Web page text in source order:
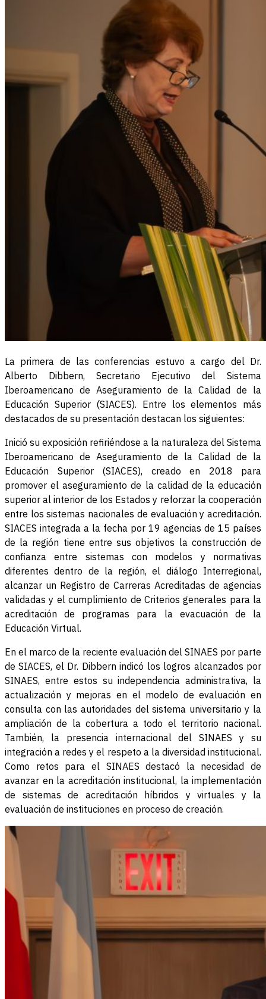
La primera de las conferencias estuvo a cargo del Dr.
Alberto Dibbern, Secretario Ejecutivo del Sistema
Iberoamericano de Aseguramiento de la Calidad de la
Educación Superior (SIACES). Entre los elementos más
destacados de su presentación destacan los siguientes:
Inició su exposición refiriéndose a la naturaleza del Sistema
Iberoamericano de Aseguramiento de la Calidad de la
Educación Superior (SIACES), creado en 2018 para
promover el aseguramiento de la calidad de la educación
superior al interior de los Estados y reforzar la cooperación
entre los sistemas nacionales de evaluación y acreditación.
SIACES integrada a la fecha por 19 agencias de 15 países
de la región tiene entre sus objetivos la construcción de
confianza entre sistemas con modelos y normativas
diferentes dentro de la región, el diálogo Interregional,
alcanzar un Registro de Carreras Acreditadas de agencias
validadas y el cumplimiento de Criterios generales para la
acreditación de programas para la evacuación de la
Educación Virtual.
En el marco de la reciente evaluación del SINAES por parte
de SIACES, el Dr. Dibbern indicó los logros alcanzados por
SINAES, entre estos su independencia administrativa, la
actualización y mejoras en el modelo de evaluación en
consulta con las autoridades del sistema universitario y la
ampliación de la cobertura a todo el territorio nacional.
También, la presencia internacional del SINAES y su
integración a redes y el respeto a la diversidad institucional.
Como retos para el SINAES destacó la necesidad de
avanzar en la acreditación institucional, la implementación
de sistemas de acreditación híbridos y virtuales y la
evaluación de instituciones en proceso de creación.